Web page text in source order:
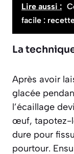
Lire aussi :
facile :
La
Après avoir
glacée
l’écaillage
œuf, tapotez-
dure pour
pourtour.